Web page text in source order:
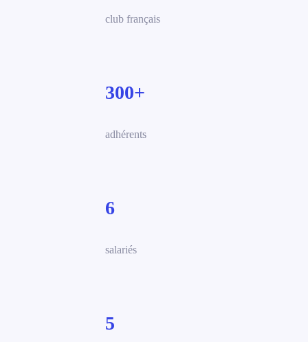
club français
300+
adhérents
6
salariés
5